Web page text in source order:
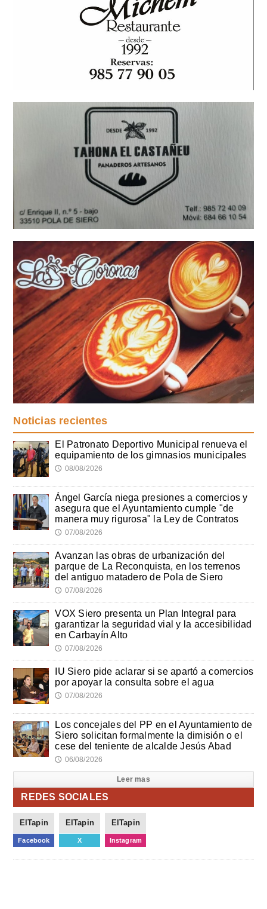
Noticias recientes
El Patronato Deportivo Municipal renueva el
equipamiento de los gimnasios municipales
🕔 08/08/2026
Ángel García niega presiones a comercios y
asegura que el Ayuntamiento cumple "de
manera muy rigurosa" la Ley de Contratos
🕔 07/08/2026
Avanzan las obras de urbanización del
parque de La Reconquista, en los terrenos
del antiguo matadero de Pola de Siero
🕔 07/08/2026
VOX Siero presenta un Plan Integral para
garantizar la seguridad vial y la accesibilidad
en Carbayín Alto
🕔 07/08/2026
IU Siero pide aclarar si se apartó a comercios
por apoyar la consulta sobre el agua
🕔 07/08/2026
Los concejales del PP en el Ayuntamiento de
Siero solicitan formalmente la dimisión o el
cese del teniente de alcalde Jesús Abad
🕔 06/08/2026
Leer mas
REDES SOCIALES
ElTapin
Facebook
ElTapin
X
ElTapin
Instagram